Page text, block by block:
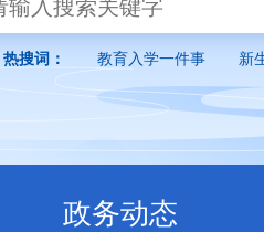
热搜词： 教育入学一件事 新
政务动态